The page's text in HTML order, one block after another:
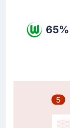
VfL
Burger.
Carte
65%
5